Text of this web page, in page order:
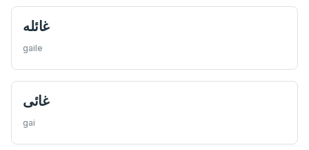
غائله
gaile
غائی
gai